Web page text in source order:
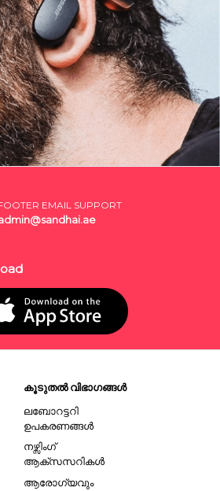
EMAIL SUPPORT
കൂടുതൽ വിഭാഗങ്ങൾ
ലബോറട്ടറി
ഉപകരണങ്ങൾ
നഴ്സിംഗ്
ആക്സസറികൾ
ആരോഗ്യവും